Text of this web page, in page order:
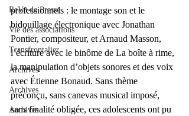
ReVu de Presse
Vie des associations
Transfrontalier
Archives
Archives
Archives
professionnels : le montage son et le
bidouillage électronique avec Jonathan
Pontier, compositeur, et Arnaud Masson,
l’écriture avec le binôme de La boîte à rime,
la manipulation d’objets sonores et des voix
avec Étienne Bonaud. Sans thème
préconçu, sans canevas musical imposé,
sans finalité obligée, ces adolescents ont pu